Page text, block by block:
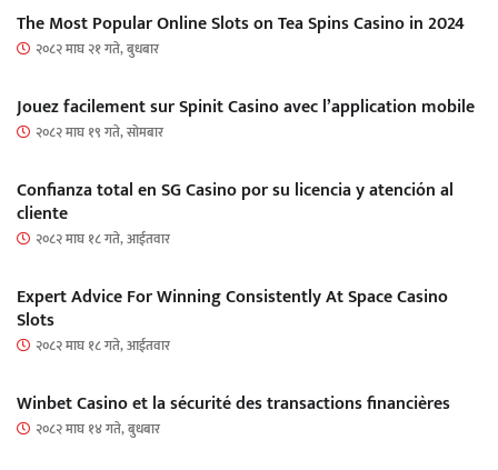
The Most Popular Online Slots on Tea Spins Casino in 2024
२०८२ माघ २१ गते, बुधबार
Jouez facilement sur Spinit Casino avec l’application mobile
२०८२ माघ १९ गते, सोमबार
Confianza total en SG Casino por su licencia y atención al
cliente
२०८२ माघ १८ गते, आईतवार
Expert Advice For Winning Consistently At Space Casino
Slots
२०८२ माघ १८ गते, आईतवार
Winbet Casino et la sécurité des transactions financières
२०८२ माघ १४ गते, बुधबार